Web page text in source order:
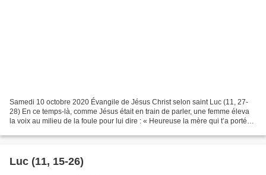
Samedi 10 octobre 2020 Évangile de Jésus Christ selon saint Luc (11, 27-
28) En ce temps-là, comme Jésus était en train de parler, une femme éleva
la voix au milieu de la foule pour lui dire : « Heureuse la mère qui t’a porté
Luc (11, 15-26)